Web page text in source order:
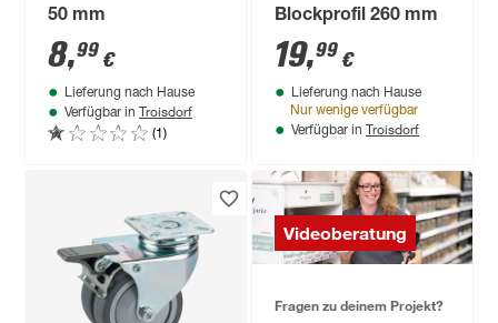
50 mm
8,99 €
Lieferung nach Hause
Verfügbar in Troisdorf
(1)
Blockprofil 260 mm
19,99 €
Lieferung nach Hause
Nur wenige verfügbar
Verfügbar in Troisdorf
Videoberatung
Fragen zu deinem Projekt?